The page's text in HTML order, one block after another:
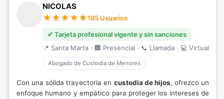
NICOLAS
195 Usuarios
✔ Tarjeta profesional vigente y sin sanciones
📍 Santa Marta · 🏢 Presencial · 📞 Llamada · 💻 Virtual
Abogado de Custodia de Menores
Con una sólida trayectoria en custodia de hijos, ofrezco un
enfoque humano y empático para proteger los intereses de